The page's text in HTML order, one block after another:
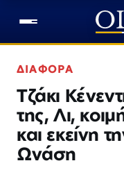
ΔΙΑΦΟΡΑ
Τζάκι
της, Λι,
και εκείνη
Ωνάση